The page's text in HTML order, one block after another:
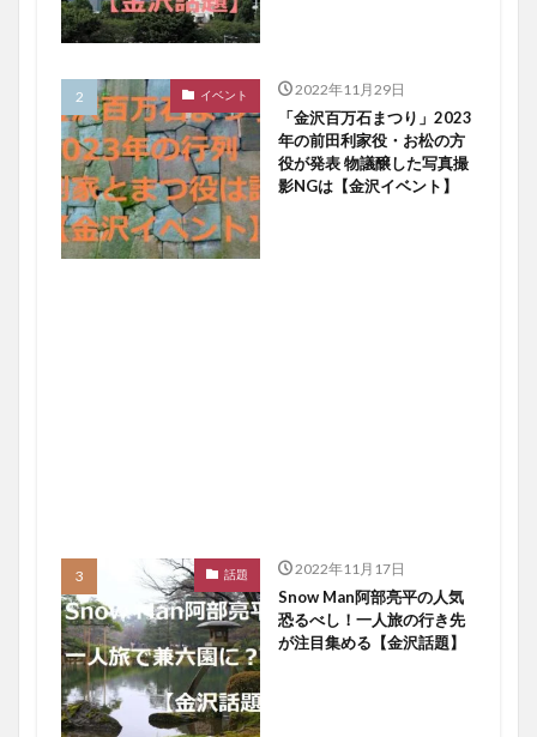
イベント 2022年11月29日
「金沢百万石まつり」2023
年の前田利家役・お松の方
役が発表 物議醸した写真撮
影NGは【金沢イベント】
話題 2022年11月17日
Snow Man阿部亮平の人気
恐るべし！一人旅の行き先
が注目集める【金沢話題】